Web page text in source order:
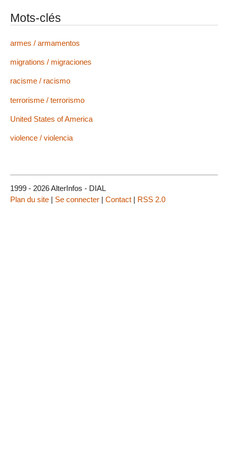
Mots-clés
armes / armamentos
migrations / migraciones
racisme / racismo
terrorisme / terrorismo
United States of America
violence / violencia
1999 - 2026 AlterInfos - DIAL
Plan du site | Se connecter | Contact | RSS 2.0